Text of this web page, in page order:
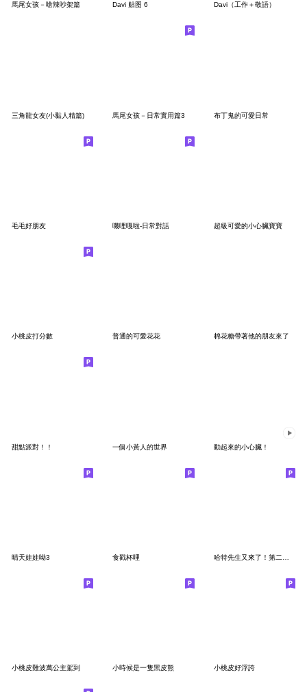
馬尾女孩－嗆辣吵架篇 Davi 贴图 6 Davi（工作＋敬語）
三角龍女友(小黏人精篇) 馬尾女孩－日常實用篇3 布丁鬼的可愛日常
毛毛好朋友 嘰哩嘎啦-日常對話 超級可愛的小心臟寶寶
小桃皮打分數 普通的可愛花花 棉花糖帶著他的朋友來了
甜點派對！！ 一個小黃人的世界 動起來的小心臟！
晴天娃娃呦3 食戳杯哩
小桃皮難波萬公主駕到 小時候是一隻黑皮熊 小桃皮好浮誇